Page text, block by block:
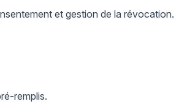
et gestion de la révocation.
remplis.